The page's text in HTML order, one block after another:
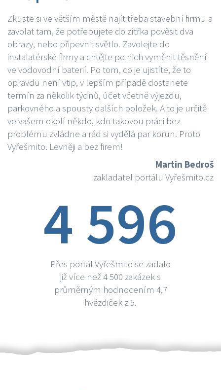
Zkuste si ve větším městě najít třeba stavební firmu a
zavolat tam, že potřebujete do zítřka pověsit dva
obrazy, nebo připevnit světlo. Zavolejte do
instalatérské firmy a chtějte po nich vyměnit těsnění
ve vodovodní baterií. Po tom, co je ujistíte, že to
opravdu není vtip, v lepším případě dostanete
termín za několik týdnů, účet včetně výjezdu,
parkovného a spousty dalších položek. A to je určitě
ve vašem okolí někdo, kdo takovou práci bez
problému zvládne a rád si vydělá par korun. Proto
Vyřešmito. Levněji a bez firem!
Martin Bedroš
zakladatel portálu Vyřešmito.cz
4 596
Přes portál Vyřešmito se zadalo
již více než 4 500 zakázek s
průměrným hodnocením 4,7
hvězdiček z 5.